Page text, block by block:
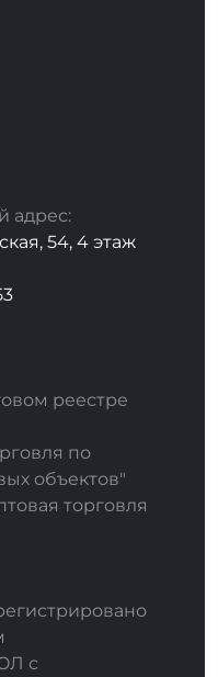
адрес:
54, 4 этаж
реестре
по
объектов"
торговля
с